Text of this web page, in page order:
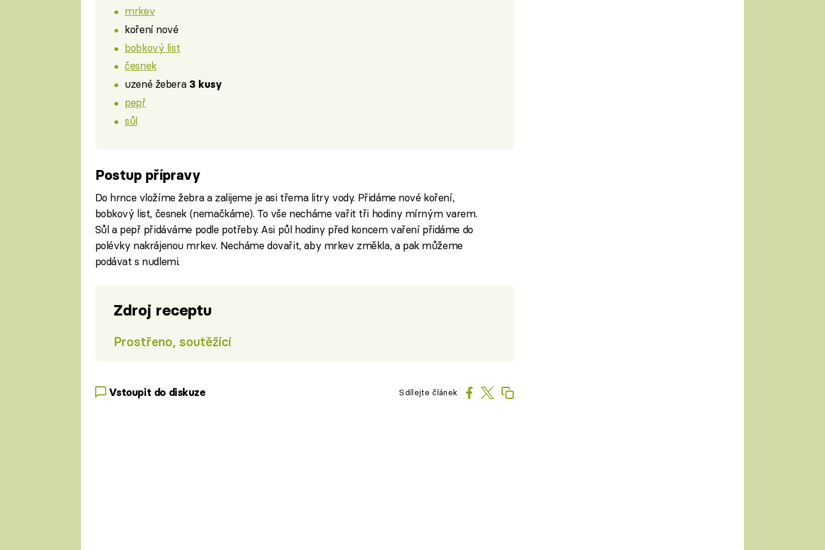
mrkev
koření nové
bobkový list
česnek
uzené žebera 3 kusy
pepř
sůl
Postup přípravy
Do hrnce vložíme žebra a zalijeme je asi třema litry vody. Přidáme nové koření,
bobkový list, česnek (nemačkáme). To vše necháme vařit tři hodiny mírným varem.
Sůl a pepř přidáváme podle potřeby. Asi půl hodiny před koncem vaření přidáme do
polévky nakrájenou mrkev. Necháme dovařit, aby mrkev změkla, a pak můžeme
podávat s nudlemi.
Zdroj receptu
Prostřeno, soutěžící
Vstoupit do diskuze Sdílejte článek